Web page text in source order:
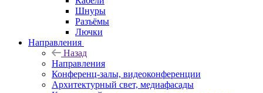
Шнуры
Разъёмы
Лючки
Направления
Назад
Направления
Конференц-залы, видеоконференции
Архитектурный свет, медиафасады